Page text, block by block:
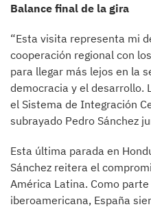
Balance final de la gira
“Esta visita representa mi
cooperación regional con
para llegar más lejos en la
democracia y el desarrollo.
el Sistema de Integración
subrayado Pedro Sánchez
Esta última parada en
Sánchez reitera el
América Latina. Como
iberoamericana, España